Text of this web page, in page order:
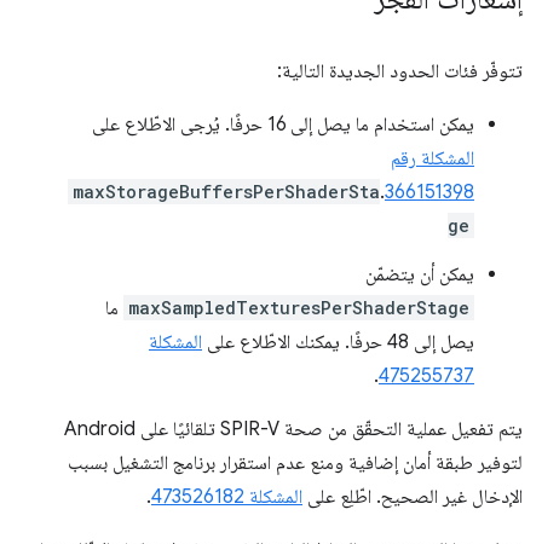
تتوفّر فئات الحدود الجديدة التالية:
يمكن استخدام ما يصل إلى 16 حرفًا. يُرجى الاطّلاع على
المشكلة رقم
366151398
.
maxStorageBuffersPerShaderSta
ge
يمكن أن يتضمّن
maxSampledTexturesPerShaderStage ما
يصل إلى 48 حرفًا. يمكنك الاطّلاع على
المشكلة
475255737
.
يتم تفعيل عملية التحقّق من صحة SPIR-V تلقائيًا على Android
لتوفير طبقة أمان إضافية ومنع عدم استقرار برنامج التشغيل بسبب
الإدخال غير الصحيح. اطّلِع على المشكلة 473526182 .